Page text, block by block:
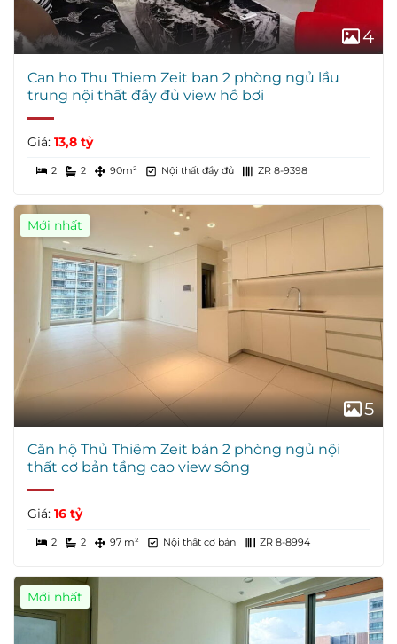
4
Can ho Thu Thiem Zeit ban 2 phòng ngủ lầu
trung nội thất đầy đủ view hồ bơi
Giá: 13,8 tỷ
2 2 90m² Nội thất đầy đủ ZR 8-9398
Mới nhất
5
Căn hộ Thủ Thiêm Zeit bán 2 phòng ngủ nội
thất cơ bản tầng cao view sông
Giá: 16 tỷ
2 2 97 m² Nội thất cơ bản ZR 8-8994
Mới nhất